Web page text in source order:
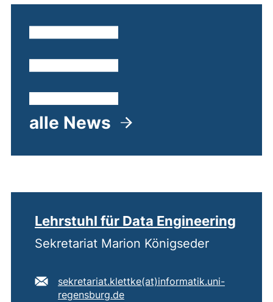
alle News
Lehrstuhl für Data Engineering
Sekretariat Marion Königseder
E-Mail Adresse:
sekretariat.klettke​(at)​informatik.uni-
regensburg.de(öffnet Ihr E-Mail-Programm)